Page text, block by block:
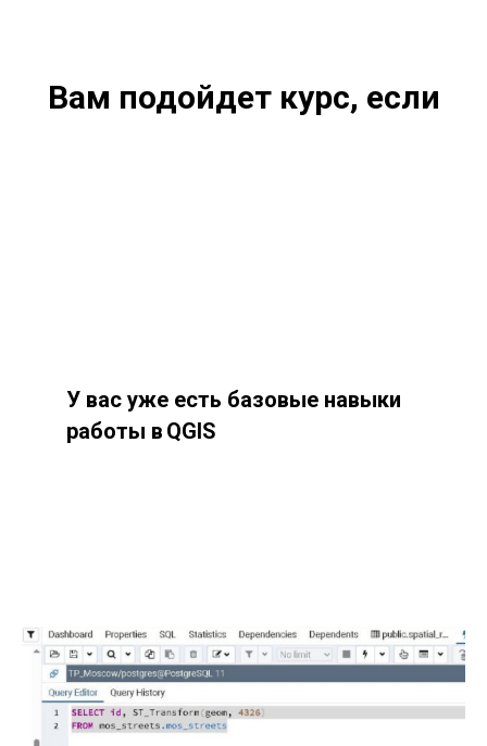
Вам подойдет курс, если
У вас уже есть базовые навыки
работы в QGIS